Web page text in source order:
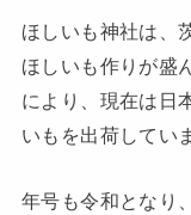
ほしいも神社は、
ほしいも作りが盛
により、現在は日
いもを出荷してい
年号も令和となり